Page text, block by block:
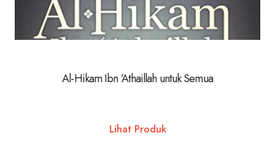
Al-Hikam Ibn ’Athaillah untuk Semua
Lihat Produk